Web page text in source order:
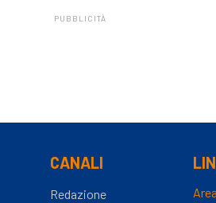
PUBBLICITÀ
CANALI
Redazione